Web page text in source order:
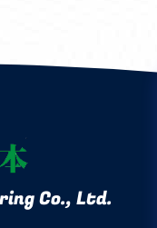
Co., Ltd.